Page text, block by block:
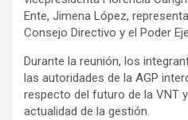
Ente, Jimena López,
Consejo Directivo y el Poder
Durante la reunión, los
las autoridades de la AGP
respecto del futuro de la VNT
actualidad de la gestión.